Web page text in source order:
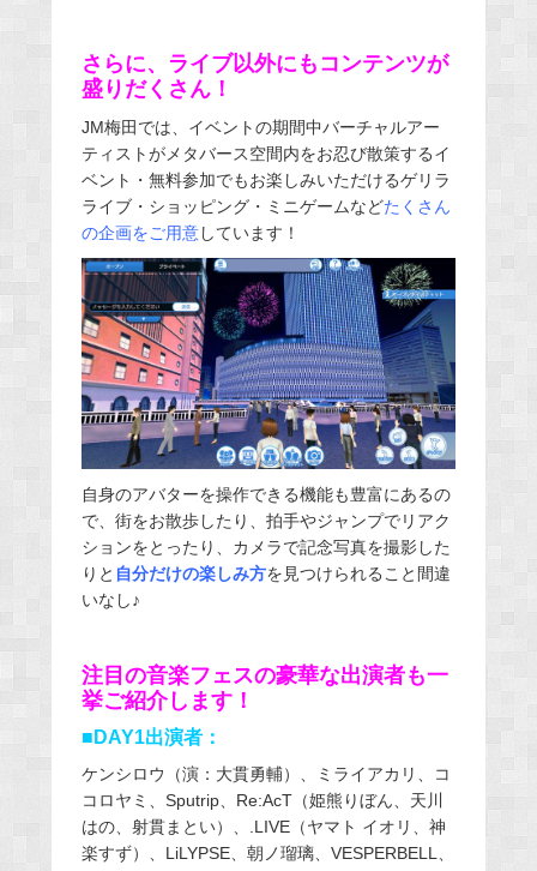
さらに、ライブ以外にもコンテンツが
盛りだくさん！
JM梅田では、イベントの期間中バーチャルアー
ティストがメタバース空間内をお忍び散策するイ
ベント・無料参加でもお楽しみいただけるゲリラ
ライブ・ショッピング・ミニゲームなどたくさん
の企画をご用意しています！
自身のアバターを操作できる機能も豊富にあるの
で、街をお散歩したり、拍手やジャンプでリアク
ションをとったり、カメラで記念写真を撮影した
りと 自分だけの楽しみ方を見つけられること間違
いなし♪
注目の音楽フェスの豪華な出演者も一
挙ご紹介します！
■DAY1出演者：
ケンシロウ（演：大貫勇輔）、ミライアカリ、コ
コロヤミ、Sputrip、Re:AcT（姫熊りぼん、天川
はの、射貫まとい）、.LIVE（ヤマト イオリ、神
楽すず）、LiLYPSE、朝ノ瑠璃、VESPERBELL、